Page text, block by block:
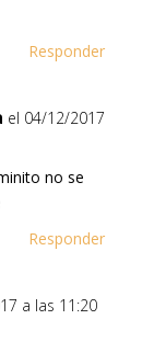
Responder
el 04/12/2017
no se
Responder
a las 11:20